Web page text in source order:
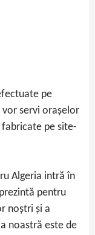
pe
servi orașelor
pe site-
Algeria intră în
pentru
noștri și a
noastră este de